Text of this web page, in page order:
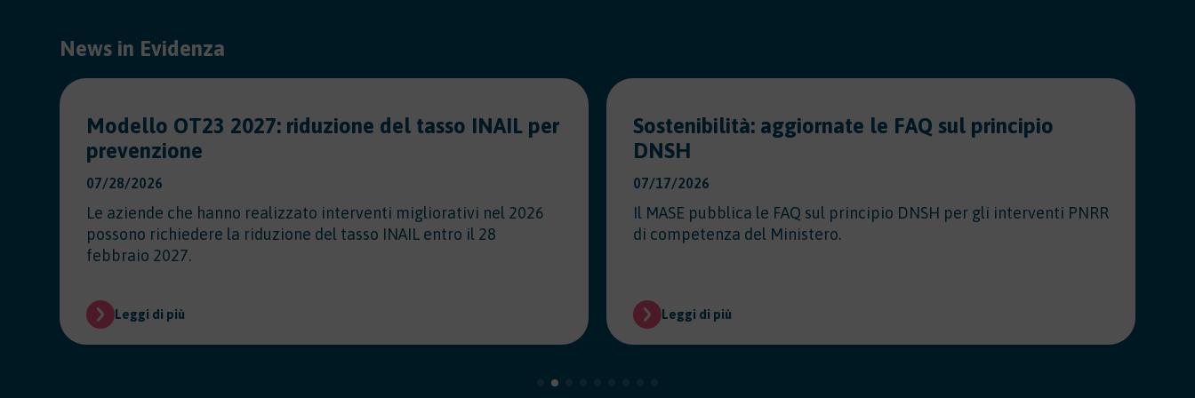
News in Evidenza
Modello OT23 2027: riduzione del tasso INAIL per
prevenzione
07/28/2026
Le aziende che hanno realizzato interventi migliorativi nel 2026
possono richiedere la riduzione del tasso INAIL entro il 28
febbraio 2027.
Leggi di più
Sostenibilità: aggiornate le FAQ sul principio
DNSH
07/17/2026
Il MASE pubblica le FAQ sul principio DNSH per gli interventi PNRR
di competenza del Ministero.
Leggi di più